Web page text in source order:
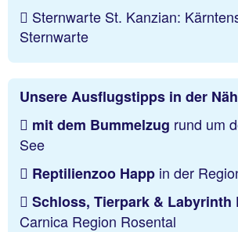
Sternwarte St. Kanzian:
Sternwarte
Unsere Ausflugstipps in der
mit dem Bummelzug rund um
See
Reptilienzoo Happ in der
Schloss, Tierpark & Labyrinth
Carnica Region Rosental